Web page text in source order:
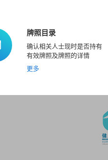
牌照目录
确认相关人士现时是否持有
有效牌照及牌照的详情
更多